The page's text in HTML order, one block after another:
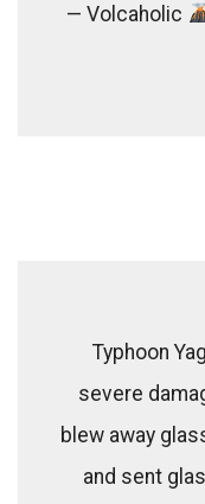
— Volcaholic
Typhoon
severe
blew away
and sent